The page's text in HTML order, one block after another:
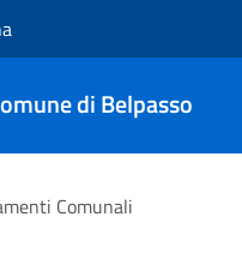
di Belpasso
Comunali